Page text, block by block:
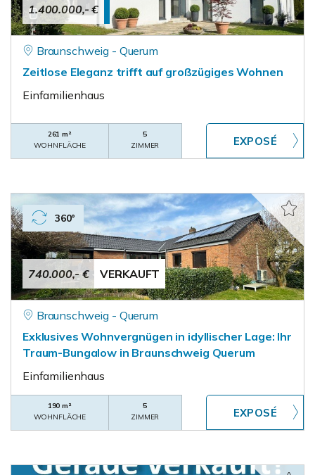
1.400.000,- €
Braunschweig - Querum
Zeitlose Eleganz trifft auf großzügiges Wohnen
Einfamilienhaus
261 m²
WOHNFLÄCHE
5
ZIMMER
740.000,- € VERKAUFT
360°
Braunschweig - Querum
Exklusives Wohnvergnügen in idyllischer Lage: Ihr
Traum-Bungalow in Braunschweig Querum
Einfamilienhaus
190 m²
WOHNFLÄCHE
5
ZIMMER